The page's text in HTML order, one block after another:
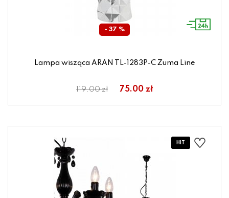
- 37 %
Lampa wisząca ARAN TL-1283P-C Zuma Line
119.00 zł 75.00 zł